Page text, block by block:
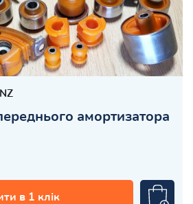
амортизатора
в 1 клік